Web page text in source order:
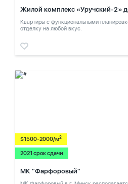
Жилой комплекс «Уручский-2»
Квартиры с функциональными
отделку на любой вкус.
$1500-2000/м2
2021 срок сдачи
МК "Фарфоровый"